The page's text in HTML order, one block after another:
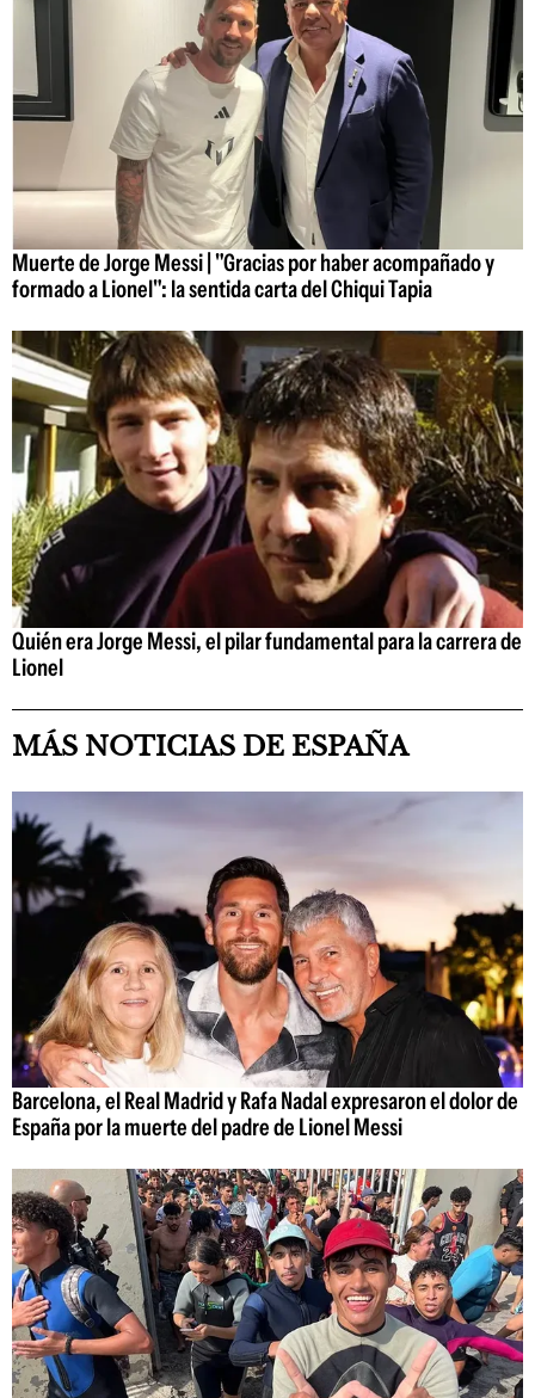
Muerte de Jorge Messi | "Gracias por haber acompañado y
formado a Lionel": la sentida carta del Chiqui Tapia
Quién era Jorge Messi, el pilar fundamental para la carrera de
Lionel
MÁS NOTICIAS DE ESPAÑA
Barcelona, el Real Madrid y Rafa Nadal expresaron el dolor de
España por la muerte del padre de Lionel Messi